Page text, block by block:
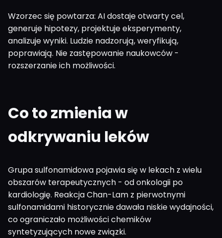
Wzorzec się powtarza: AI dostaje otwarty cel,
generuje hipotezy, projektuje eksperymenty,
analizuje wyniki. Ludzie nadzorują, weryfikują,
poprawiają. Nie zastępowanie naukowców -
rozszerzanie ich możliwości.
Co to zmienia w
odkrywaniu leków
Grupa sulfonamidowa pojawia się w lekach z wielu
obszarów terapeutycznych - od onkologii po
kardiologię. Reakcja Chan-Lam z pierwotnymi
sulfonamidami historycznie dawała niskie wydajności,
co ograniczało możliwości chemików
syntetyzujących nowe związki.